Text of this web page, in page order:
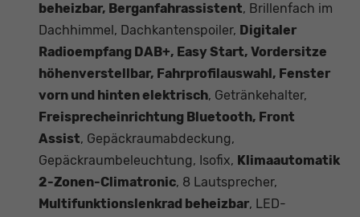
beheizbar, Berganfahrassistent, Brillenfach im
Dachhimmel, Dachkantenspoiler, Digitaler
Radioempfang DAB+, Easy Start, Vordersitze
höhenverstellbar, Fahrprofilauswahl, Fenster
vorn und hinten elektrisch, Getränkehalter,
Freisprecheinrichtung Bluetooth, Front
Assist, Gepäckraumabdeckung,
Gepäckraumbeleuchtung, Isofix, Klimaautomatik
2-Zonen-Climatronic, 8 Lautsprecher,
Multifunktionslenkrad beheizbar, LED-